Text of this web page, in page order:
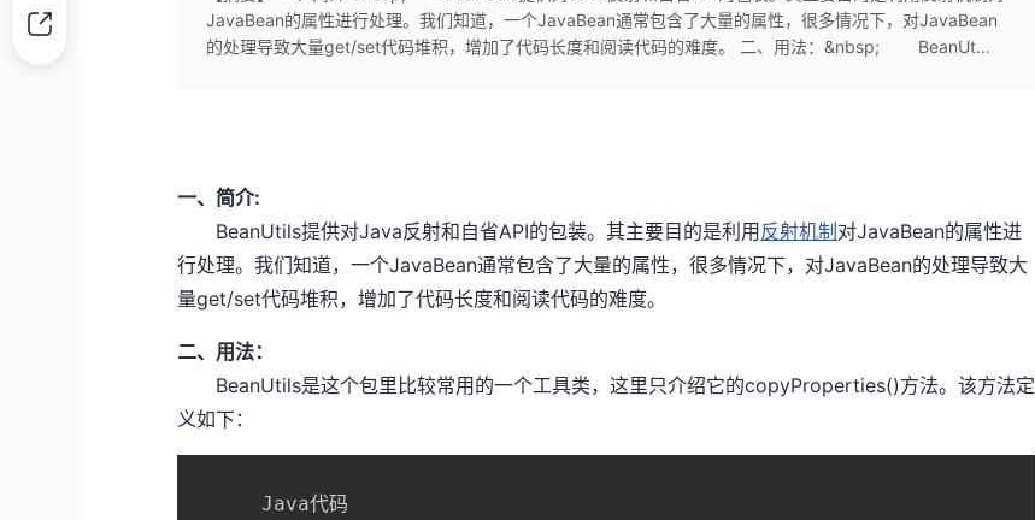
JavaBean的属性进行处理。我们知道，一个JavaBean通常包含了大量的属性，很多情况下，对JavaBean
的处理导致大量get/set代码堆积，增加了代码长度和阅读代码的难度。 二、用法：&nbsp; BeanUt...
一、简介:
BeanUtils提供对Java反射和自省API的包装。其主要目的是利用 反射机制 对JavaBean的属性进
行处理。我们知道，一个JavaBean通常包含了大量的属性，很多情况下，对JavaBean的处理导致大
量get/set代码堆积，增加了代码长度和阅读代码的难度。
二、用法：
BeanUtils是这个包里比较常用的一个工具类，这里只介绍它的copyProperties()方法。该方法定
义如下：
      Java代码